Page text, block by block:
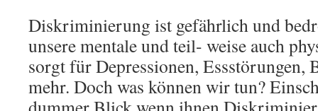
Diskriminierung ist gefährlich und
unsere mentale und teil- weise auch
sorgt für Depressionen, Essstörungen,
mehr. Doch was können wir tun?